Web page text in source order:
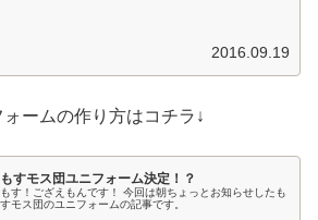
2016.09.19
ームの作り方はコチラ↓
もすモス団ユニフォーム決定！？
もす！ござえもんです！ 今回は朝ちょっとお知らせしたも
すモス団のユニフォームの記事です。